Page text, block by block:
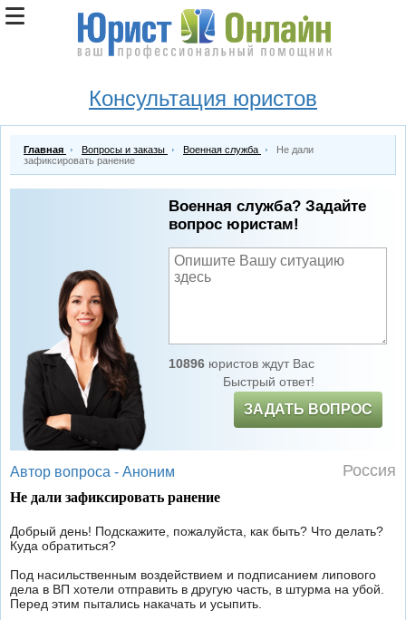
Консультация юристов
Главная Вопросы и заказы Военная служба
Не дали
зафиксировать ранение
Военная служба? Задайте
вопрос юристам!
10896юристов ждут Вас
Быстрый ответ!
ЗАДАТЬ ВОПРОС
Автор вопроса - Аноним Россия
Не дали зафиксировать ранение
Добрый день! Подскажите, пожалуйста, как быть? Что делать?
Куда обратиться?
Под насильственным воздействием и подписанием липового
дела в ВП хотели отправить в другую часть, в штурма на убой.
Перед этим пытались накачать и усыпить.